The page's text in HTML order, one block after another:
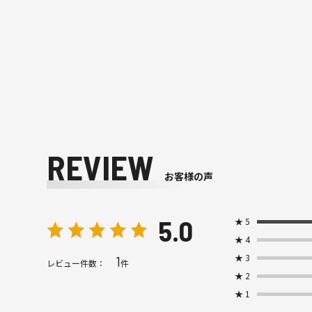
REVIEW お客様の声
5.0
レビュー件数： 1件
★5
★4
★3
★ 2
★ 1